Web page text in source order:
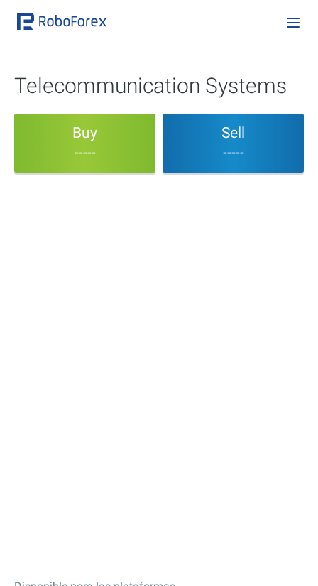
Telecommunication Systems
Buy
-----
Sell
-----